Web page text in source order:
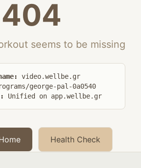
404
seems to be missing
video.wellbe.gr
george-pal-0a0540
Unified on app.wellbe.gr
Health Check